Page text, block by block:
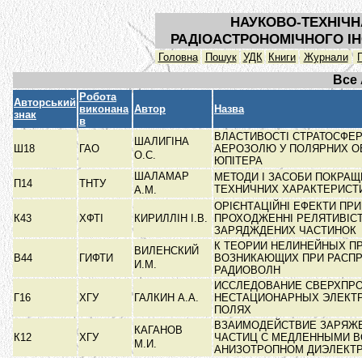
НАУКОВО-
РАДІОАСТРОНОМІЧНОГО
Головна Пошук УДК Книги Журнали
Все
Авторський
знак
Робота
виконана
в
Автор Назва
Ш18 ГАО
ШАЛИГІНА
О.С.
ВЛАСТИВОСТІ
АЕРОЗОЛЮ У ПОЛЯРНИХ
ЮПІТЕРА
П14
ТНТУ
ШАЛАМАР
А.М.
МЕТОДИ І ЗАСОБИ
ТЕХНИЧНИХ
К43 ХФТІ КИРИЛЛІН І.В.
ОРІЄНТАЦІЙНІ ЕФЕКТИ ПРИ
ПРОХОДЖЕННІ
ЗАРЯДЖДЕНИХ ЧАСТИНОК
В44 ГИФТИ
ВИЛЕНСКИЙ
И.М.
К ТЕОРИИ НЕЛИНЕЙНЫХ
ВОЗНИКАЮЩИХ ПРИ
РАДИОВОЛН
Г16 ХГУ ГАЛКИН А.А.
ИССЛЕДОВАНИЕ
НЕСТАЦИОНАРНЫХ
ПОЛЯХ
К12 ХГУ
КАГАНОВ
М.И.
ВЗАИМОДЕЙСТВИЕ
ЧАСТИЦ С МЕДЛЕННЫМИ
АНИЗОТРОПНОМ